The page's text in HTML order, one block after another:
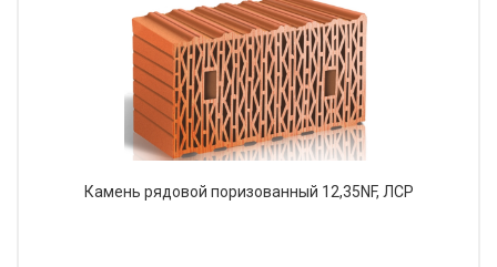
Камень рядовой поризованный 12,35NF, ЛСР